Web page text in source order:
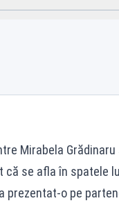
Mirabela
se afla în spatele
prezentat-o pe